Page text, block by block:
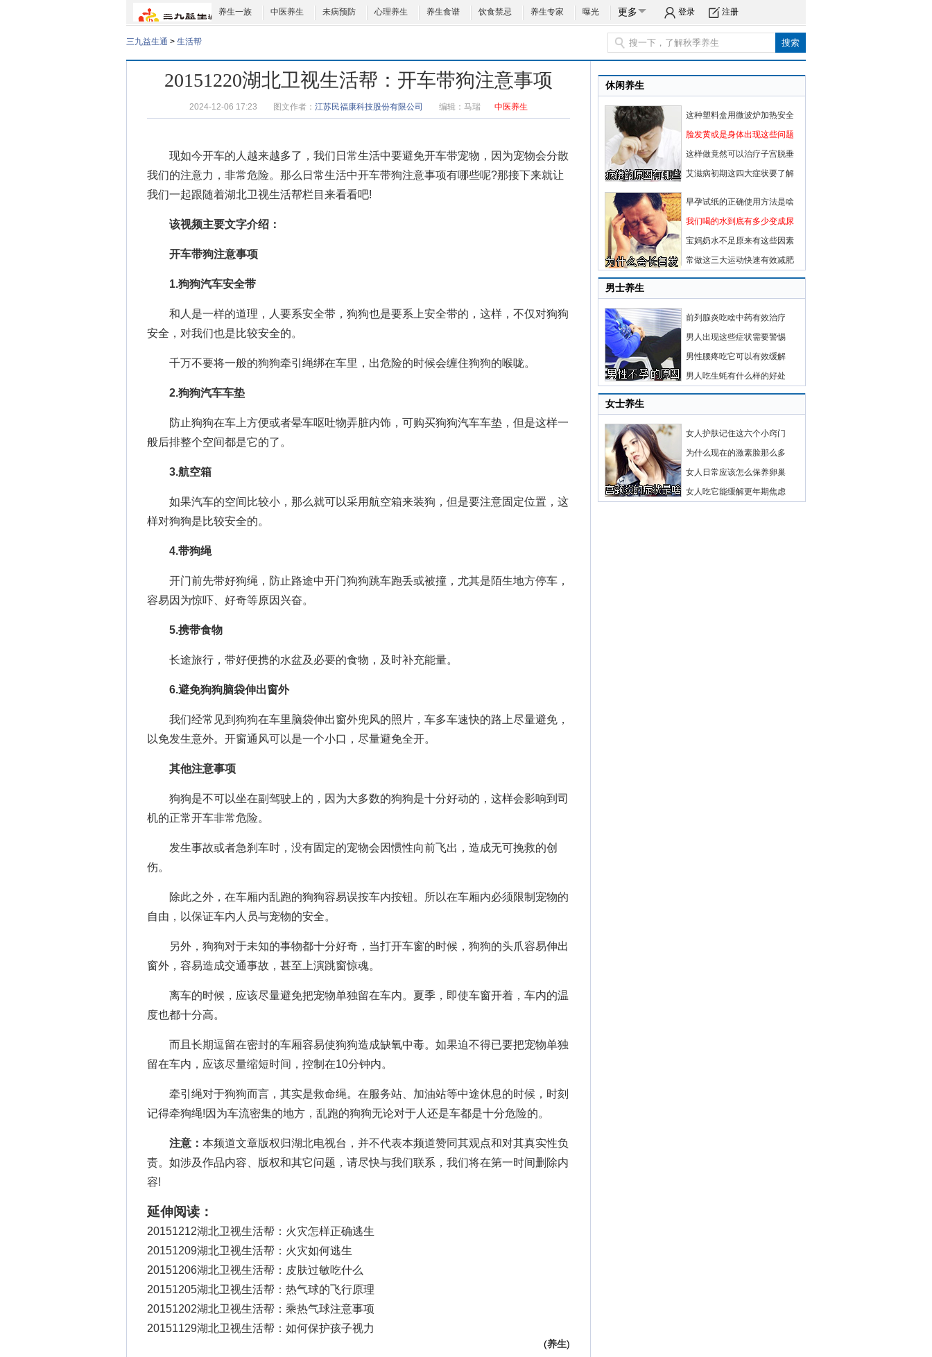
养生一族 中医养生 未病预防 心理养生 养生食谱 饮食禁忌 养生专家 曝光 更多 登录 注册
三九益生通 > 生活帮
20151220湖北卫视生活帮：开车带狗注意事项
2024-12-06 17:23 图文作者： 江苏民福康科技股份有限公司 编辑： 马瑞 中医养生
现如今开车的人越来越多了，我们日常生活中要避免开车带宠物 ，因为宠物会分散
我们的注意力，非常危险。那么日常生活中开车带狗注意事项有哪些呢?那接下来就让
我们一起跟随着湖北卫视生活帮栏目来看看吧!
该视频主要文字介绍：
开车带狗注意事项
1.狗狗汽车安全带
和人是一样的道理，人要系安全带，狗狗也是要系上安全带的，这样，不仅对狗狗
安全，对我们也是比较安全的。
千万不要将一般的狗狗牵引绳绑在车里，出危险的时候会缠住狗狗的喉咙。
2.狗狗汽车车垫
防止狗狗在车上方便或者晕车呕吐物弄脏内饰，可购买狗狗汽车车垫，但是这样一
般后排整个空间都是它的了。
3.航空箱
如果汽车的空间比较小，那么就可以采用航空箱来装狗，但是要注意固定位置，这
样对狗狗是比较安全的。
4.带狗绳
开门前先带好狗绳，防止路途中开门狗狗跳车跑丢或被撞，尤其是陌生地方停车，
容易因为惊吓、好奇等原因兴奋。
5.携带食物
长途旅行，带好便携的水盆及必要的食物，及时补充能量。
6.避免狗狗脑袋伸出窗外
我们经常见到狗狗在车里脑袋伸出窗外兜风的照片，车多车速快的路上尽量避免，
以免发生意外。开窗通风可以是一个小口，尽量避免全开。
其他注意事项
狗狗是不可以坐在副驾驶上的，因为大多数的狗狗是十分好动的，这样会影响到司
机的正常开车非常危险。
发生事故或者急刹车时，没有固定的宠物会因惯性向前飞出，造成无可挽救的创
伤。
除此之外，在车厢内乱跑的狗狗容易误按车内按钮。所以在车厢内必须限制宠物的
自由，以保证车内人员与宠物的安全。
另外，狗狗对于未知的事物都十分好奇，当打开车窗的时候，狗狗的头爪容易伸出
窗外，容易造成交通事故，甚至上演跳窗惊魂。
离车的时候，应该尽量避免把宠物单独留在车内。夏季，即使车窗开着，车内的温
度也都十分高。
而且长期逗留在密封的车厢容易使狗狗造成缺氧中毒。如果迫不得已要把宠物单独
留在车内，应该尽量缩短时间，控制在10分钟内。
牵引绳对于狗狗而言，其实是救命绳。在服务站、加油站等中途休息的时候，时刻
记得牵狗绳!因为车流密集的地方，乱跑的狗狗无论对于人还是车都是十分危险的。
注意： 本频道文章版权归湖北电视台，并不代表本频道赞同其观点和对其真实性负
责。如涉及作品内容、版权和其它问题，请尽快与我们联系，我们将在第一时间删除内
容!
延伸阅读：
20151212湖北卫视生活帮：火灾怎样正确逃生
20151209湖北卫视生活帮：火灾如何逃生
20151206湖北卫视生活帮：皮肤过敏吃什么
20151205湖北卫视生活帮：热气球的飞行原理
20151202湖北卫视生活帮：乘热气球注意事项
20151129湖北卫视生活帮：如何保护孩子视力
(养生)
休闲养生
这种塑料盒用微波炉加热安全
脸发黄或是身体出现这些问题
这样做竟然可以治疗子宫脱垂
艾滋病初期这四大症状要了解
早孕试纸的正确使用方法是啥
我们喝的水到底有多少变成尿
宝妈奶水不足原来有这些因素
常做这三大运动快速有效减肥
男士养生
前列腺炎吃啥中药有效治疗
男人出现这些症状需要警惕
男性腰疼吃它可以有效缓解
男人吃生蚝有什么样的好处
女士养生
女人护肤记住这六个小窍门
为什么现在的激素脸那么多
女人日常应该怎么保养卵巢
女人吃它能缓解更年期焦虑